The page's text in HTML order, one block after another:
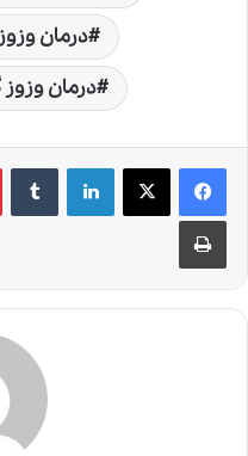
درمان
درمان
لینکدین ‫تامبلر
چاپ